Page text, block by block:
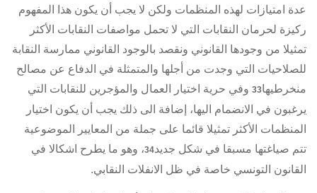
عدة امتيازات لهذه المنظمات ولكن لا يجب أن يكون هذا المفهوم
ركيزة لحرمان النقابات التي لا تحمل مواصفات النقابات الأكثر
تمثيلا من وجودها القانوني ونقصد بالوجود القانوني ممارسة النقابة
للصلاحيات التي وجدت من أجلها والمتمثلة في الدفاع عن مصالح
منخرطيها33 وفي حرية اختيار العمال والمؤجرين للنقابات التي
يرغبون في الانضمام اليها، إضافة الى ذلك يجب أن يكون اختيار
المنظمات الأكثر تمثيلا قائما على جملة من المعايير الموضوعية
تتم صياغتها مسبقا في شكل جديد34، وهو ما يطرح اشكالا في
القانون التونسي خاصة في ظل الانفلات النقابي.